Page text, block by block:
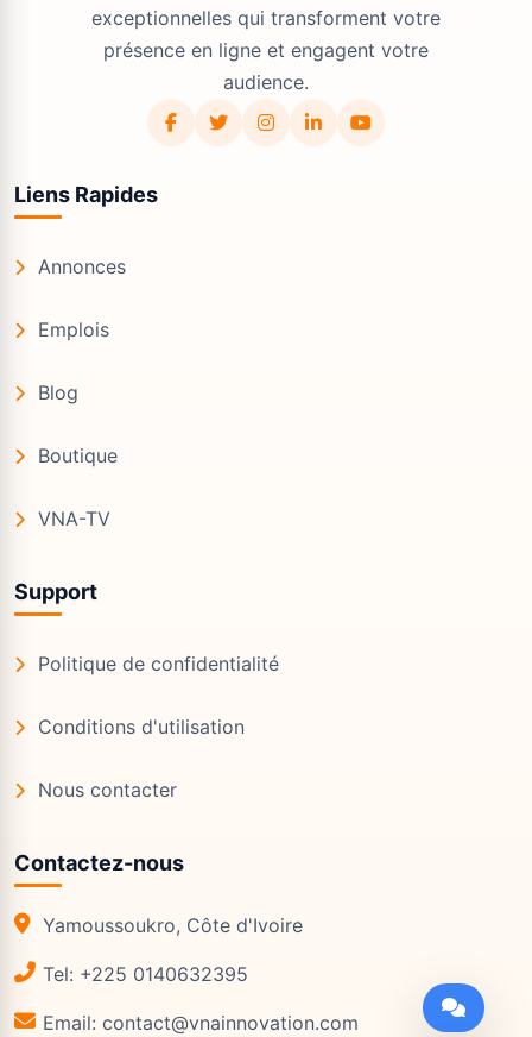
exceptionnelles qui transforment votre
présence en ligne et engagent votre
audience.
Liens Rapides
Annonces
Emplois
Blog
Boutique
VNA-TV
Support
Politique de confidentialité
Conditions d'utilisation
Nous contacter
Contactez-nous
Yamoussoukro, Côte d'Ivoire
Tel: +225 0140632395
Email: contact@vnainnovation.com